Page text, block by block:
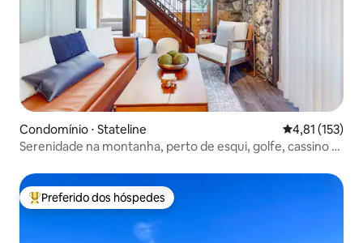
Condomínio ⋅ Stateline 4,81 de uma
4,81 (153)
Serenidade na montanha, perto de esqui, golfe, cassino e
Entre os melhores preferidos dos hóspedes
Preferido dos hóspedes